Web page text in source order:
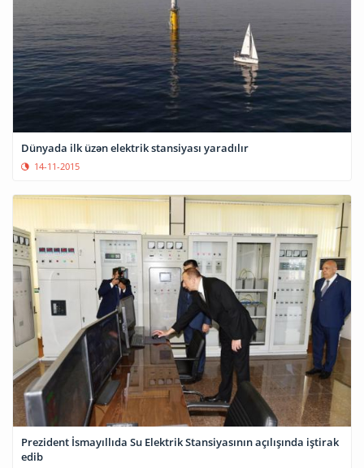
Dünyada ilk üzən elektrik stansiyası yaradılır
14-11-2015
Prezident İsmayıllıda Su Elektrik Stansiyasının açılışında iştirak
edib